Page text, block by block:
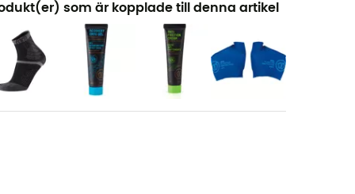
som är kopplade till denna artikel